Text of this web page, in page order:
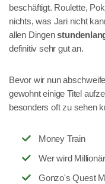
beschäftigt. Roulette,
nichts, was Jari nicht
allen Dingen
definitiv sehr gut an.
Bevor wir nun
gewohnt einige Titel
besonders oft zu sehen
Money Train
Wer wird
Gonzo's Quest